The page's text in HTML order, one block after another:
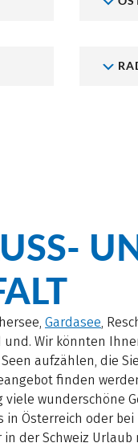
Gardasee,
und. Wir könnten
aufzählen, die
finden
wunderschöne
in Österreich oder
der Schweiz Urlaub